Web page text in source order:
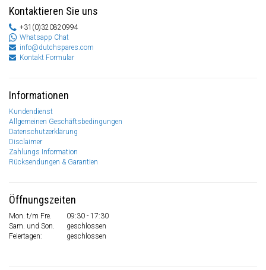
Kontaktieren Sie uns
+31(0)320820994
Whatsapp Chat
info@dutchspares.com
Kontakt Formular
Informationen
Kundendienst
Allgemeinen Geschäftsbedingungen
Datenschutzerklärung
Disclaimer
Zahlungs Information
Rücksendungen & Garantien
Öffnungszeiten
Mon. t/m Fre.
09:30 - 17:30
Sam. und Son.
geschlossen
Feiertagen:
geschlossen